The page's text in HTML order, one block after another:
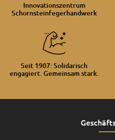
Innovationszentrum
Schornsteinfegerhandwerk
Seit 1907: Solidarisch
engagiert. Gemeinsam stark.